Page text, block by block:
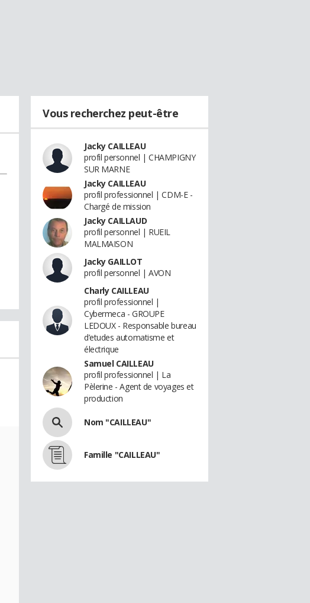
Vous recherchez peut-être
Jacky CAILLEAU
profil personnel | CHAMPIGNY
SUR MARNE
Jacky CAILLEAU
profil professionnel | CDM-E -
Chargé de mission
Jacky CAILLAUD
profil personnel | RUEIL
MALMAISON
Jacky GAILLOT
profil personnel | AVON
Charly CAILLEAU
profil professionnel |
Cybermeca - GROUPE
LEDOUX - Responsable bureau
d’etudes automatisme et
électrique
Samuel CAILLEAU
profil professionnel | La
Pèlerine - Agent de voyages et
production
Nom "CAILLEAU"
Famille "CAILLEAU"